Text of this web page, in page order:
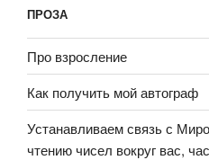
ПРОЗА
Про взросление
Как получить мой автограф
Устанавливаем связь с
чтению чисел вокруг вас,